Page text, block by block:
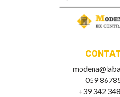
059
+39 342